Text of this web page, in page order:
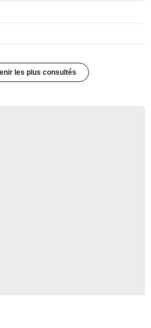
les plus consultés